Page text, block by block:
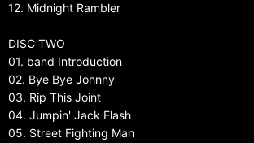
12. Midnight Rambler
DISC TWO
01. band Introduction
02. Bye Bye Johnny
03. Rip This Joint
04. Jumpin' Jack Flash
05. Street Fighting Man